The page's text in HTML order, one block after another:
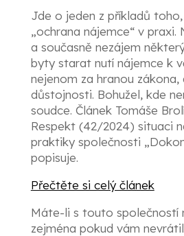
Jde o jeden z příkladů
„ochrana nájemce“ v
a současně nezájem
byty starat nutí nájemce k
nejenom za hranou zákona,
důstojnosti. Bohužel, kde
soudce. Článek Tomáše
Respekt (42/2024) situaci
praktiky společnosti
popisuje.
Přečtěte si celý článek
Máte-li s touto společností
zejména pokud vám